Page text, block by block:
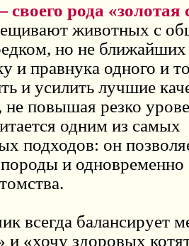
рода «золотая
животных с
но не ближайших
и правнука одного и
и усилить лучшие
не повышая резко
одним из самых
подходов: он
и одновременно
всегда балансирует
и «хочу здоровых